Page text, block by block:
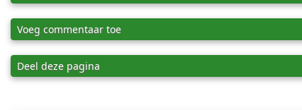
Voeg commentaar toe
Deel deze pagina